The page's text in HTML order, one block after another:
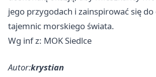
jego przygodach i zainspirować się
tajemnic morskiego świata.
Wg inf z: MOK Siedlce
Autor:krystian